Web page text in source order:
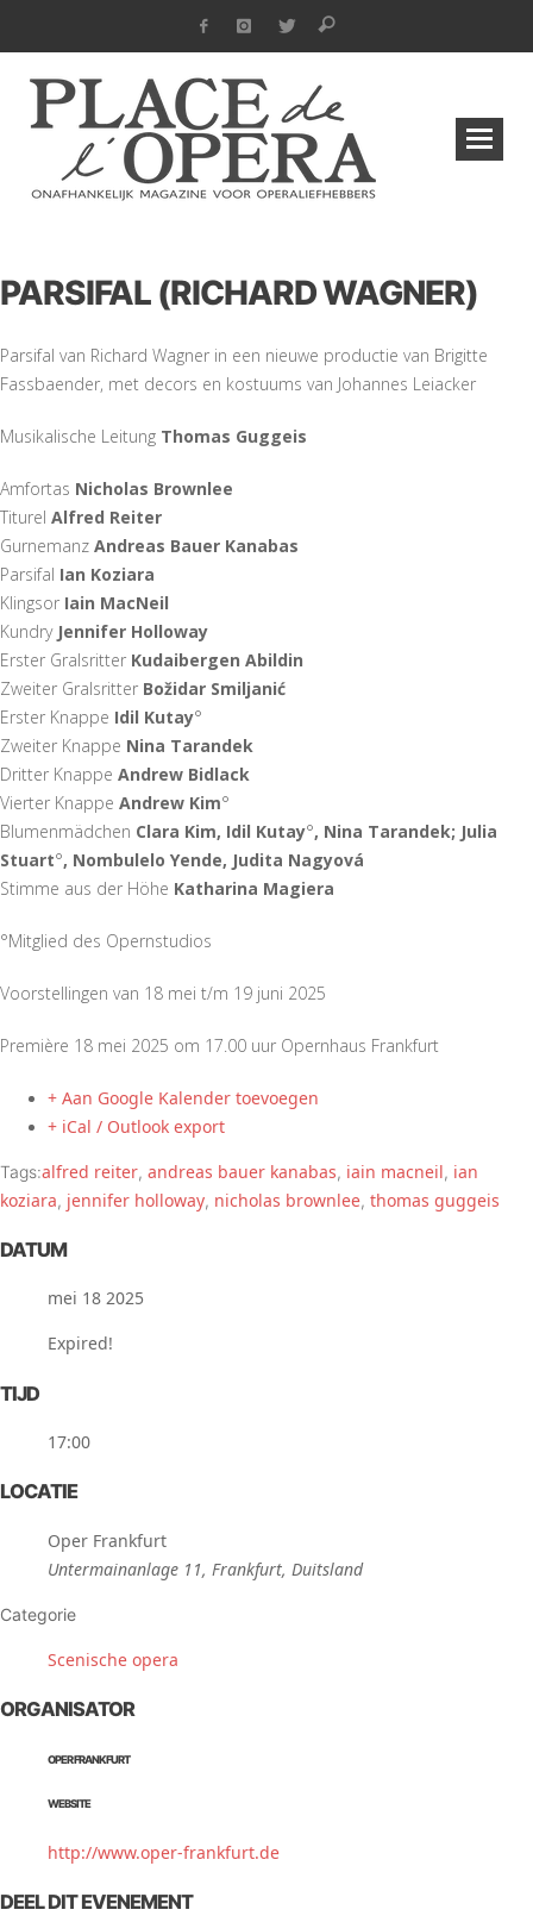
PARSIFAL (RICHARD WAGNER)
Parsifal van Richard Wagner in een nieuwe productie van Brigitte
Fassbaender, met decors en kostuums van Johannes Leiacker
Musikalische Leitung Thomas Guggeis
Amfortas Nicholas Brownlee
Titurel Alfred Reiter
Gurnemanz Andreas Bauer Kanabas
Parsifal Ian Koziara
Klingsor Iain MacNeil
Kundry Jennifer Holloway
Erster Gralsritter Kudaibergen Abildin
Zweiter Gralsritter Božidar Smiljanić
Erster Knappe Idil Kutay°
Zweiter Knappe Nina Tarandek
Dritter Knappe Andrew Bidlack
Vierter Knappe Andrew Kim°
Blumenmädchen Clara Kim, Idil Kutay°, Nina Tarandek; Julia
Stuart°, Nombulelo Yende, Judita Nagyová
Stimme aus der Höhe Katharina Magiera
°Mitglied des Opernstudios
Voorstellingen van 18 mei t/m 19 juni 2025
Première 18 mei 2025 om 17.00 uur Opernhaus Frankfurt
+ Aan Google Kalender toevoegen
+ iCal / Outlook export
Tags:alfred reiter, andreas bauer kanabas, iain macneil, ian
koziara, jennifer holloway, nicholas brownlee, thomas guggeis
DATUM
mei 18 2025
Expired!
TIJD
17:00
LOCATIE
Oper Frankfurt
Untermainanlage 11, Frankfurt, Duitsland
Categorie
Scenische opera
ORGANISATOR
OPER FRANKFURT
WEBSITE
http://www.oper-frankfurt.de
DEEL DIT EVENEMENT